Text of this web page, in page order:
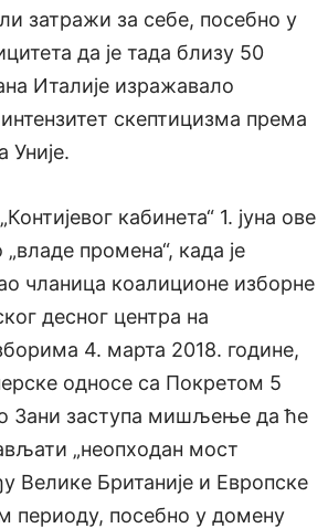
затражи за себе, посебно у
да је тада близу 50
Италије изражавало
скептицизма према
Уније.
кабинета“ 1. јуна ове
промена“, када је
чланица коалиционе изборне
десног центра на
4. марта 2018. године,
односе са Покретом 5
Зани заступа мишљење да ће
„неопходан мост
Велике Британије и Европске
периоду, посебно у домену